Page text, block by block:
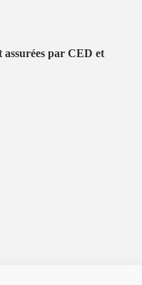
par CED et